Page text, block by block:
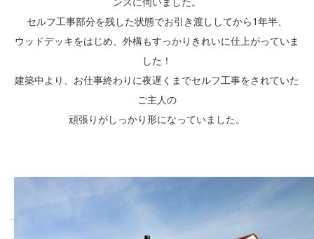
セルフ工事部分を残した状態でお引き渡ししてから1年半、
ウッドデッキをはじめ、外構もすっかりきれいに仕上がっていま
した！
建築中より、お仕事終わりに夜遅くまでセルフ工事をされていた
ご主人の
頑張りがしっかり形になっていました。